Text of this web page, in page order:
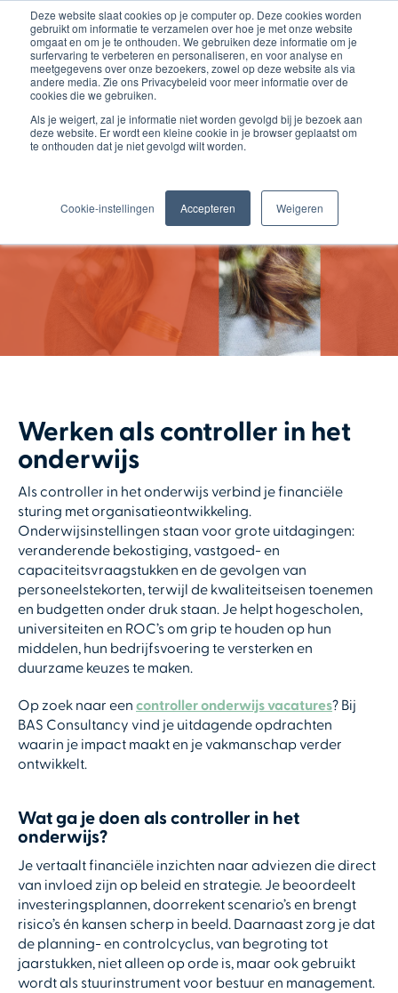
Deze website slaat cookies op je computer op. Deze cookies worden
gebruikt om informatie te verzamelen over hoe je met onze website
omgaat en om je te onthouden. We gebruiken deze informatie om je
surfervaring te verbeteren en personaliseren, en voor analyse en
meetgegevens over onze bezoekers, zowel op deze website als via
andere media. Zie ons Privacybeleid voor meer informatie over de
cookies die we gebruiken.
Als je weigert, zal je informatie niet worden gevolgd bij je bezoek aan
deze website. Er wordt een kleine cookie in je browser geplaatst om
te onthouden dat je niet gevolgd wilt worden.
Cookie-instellingen Accepteren Weigeren
Vacature
CONTROLLER ONDERWIJS
Randstad | €6.000 opleidingsbudget
Werken als controller in het
onderwijs
Als controller in het onderwijs verbind je financiële
sturing met organisatieontwikkeling.
Onderwijsinstellingen staan voor grote uitdagingen:
veranderende bekostiging, vastgoed- en
capaciteitsvraagstukken en de gevolgen van
personeelstekorten, terwijl de kwaliteitseisen toenemen
en budgetten onder druk staan. Je helpt hogescholen,
universiteiten en ROC’s om grip te houden op hun
middelen, hun bedrijfsvoering te versterken en
duurzame keuzes te maken.
Op zoek naar een controller onderwijs vacatures? Bij
BAS Consultancy vind je uitdagende opdrachten
waarin je impact maakt en je vakmanschap verder
ontwikkelt.
Wat ga je doen als controller in het
onderwijs?
Je vertaalt financiële inzichten naar adviezen die direct
van invloed zijn op beleid en strategie. Je beoordeelt
investeringsplannen, doorrekent scenario’s en brengt
risico’s én kansen scherp in beeld. Daarnaast zorg je dat
de planning- en controlcyclus, van begroting tot
jaarstukken, niet alleen op orde is, maar ook gebruikt
wordt als stuurinstrument voor bestuur en management.